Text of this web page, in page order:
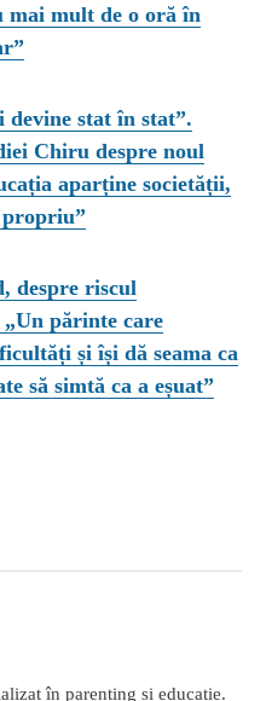
mai mult de o oră în
devine stat în stat”.
Chiru despre noul
aparține societății,
propriu”
despre riscul
părinte care
și își dă seama ca
să simtă ca a eșuat”
în parenting și educație.